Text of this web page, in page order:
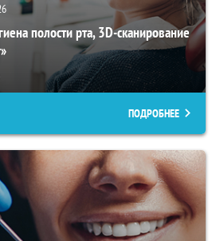
полости рта, 3D-сканирование
ПОДРОБНЕЕ